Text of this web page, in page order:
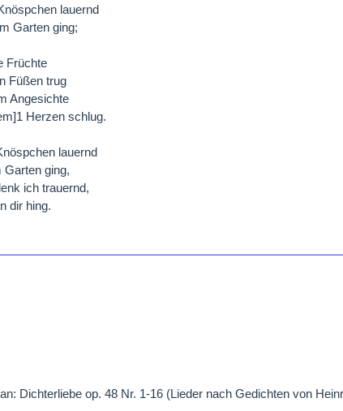
lauernd
Garten ging;
Früchte
Füßen trug
Angesichte
Herzen schlug.
lauernd
Garten ging,
ich trauernd,
dir hing.
Dichterliebe op. 48 Nr. 1-16 (Lieder nach Gedichten von